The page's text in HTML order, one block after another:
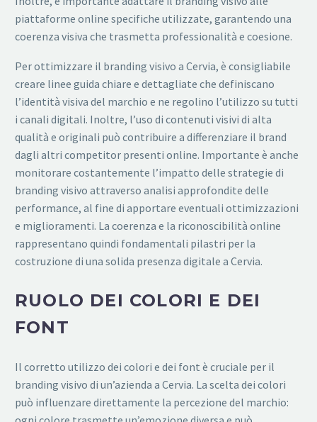
piattaforme online specifiche utilizzate, garantendo una
coerenza visiva che trasmetta professionalità e coesione.
Per ottimizzare il branding visivo a Cervia, è consigliabile
creare linee guida chiare e dettagliate che definiscano
l’identità visiva del marchio e ne regolino l’utilizzo su tutti
i canali digitali. Inoltre, l’uso di contenuti visivi di alta
qualità e originali può contribuire a differenziare il brand
dagli altri competitor presenti online. Importante è anche
monitorare costantemente l’impatto delle strategie di
branding visivo attraverso analisi approfondite delle
performance, al fine di apportare eventuali ottimizzazioni
e miglioramenti. La coerenza e la riconoscibilità online
rappresentano quindi fondamentali pilastri per la
costruzione di una solida presenza digitale a Cervia.
RUOLO DEI COLORI E DEI
FONT
Il corretto utilizzo dei colori e dei font è cruciale per il
branding visivo di un’azienda a Cervia. La scelta dei colori
può influenzare direttamente la percezione del marchio: